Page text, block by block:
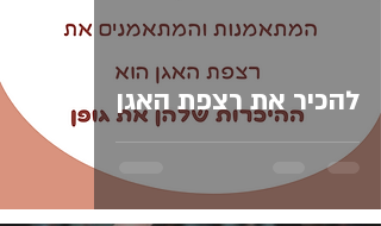
להכיר את רצפת האגן